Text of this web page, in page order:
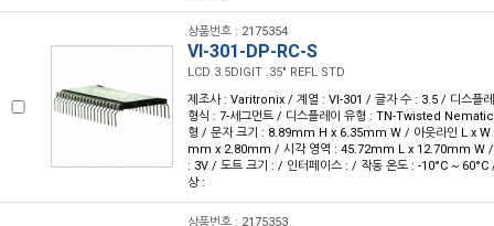
상품번호 : 2175354
VI-301-DP-RC-S
LCD 3.5DIGIT .35" REFL STD
제조사 : Varitronix / 계열 : VI-301 / 글자 수 : 3.5 / 디스플
형식 : 7-세그먼트 / 디스플레이 유형 : TN-Twisted
형 / 문자 크기 : 8.89mm H x 6.35mm W / 아웃라인 L x
mm x 2.80mm / 시각 영역 : 45.72mm L x 12.70mm W /
: 3V / 도트 크기 : / 인터페이스 : / 작동 온도 : -10°C ~
상 :
상품번호 : 2175353